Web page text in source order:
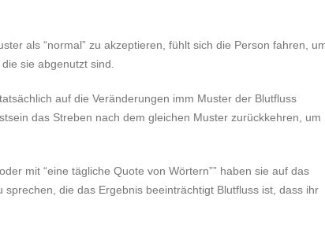
als “normal” zu akzeptieren, fühlt sich die Person fahren,
sie abgenutzt sind.
auf die Veränderungen imm Muster der Blutfluss
das Streben nach dem gleichen Muster zurückkehren, um
mit “eine tägliche Quote von Wörtern”” haben sie auf das
die das Ergebnis beeinträchtigt Blutfluss ist, dass ihr